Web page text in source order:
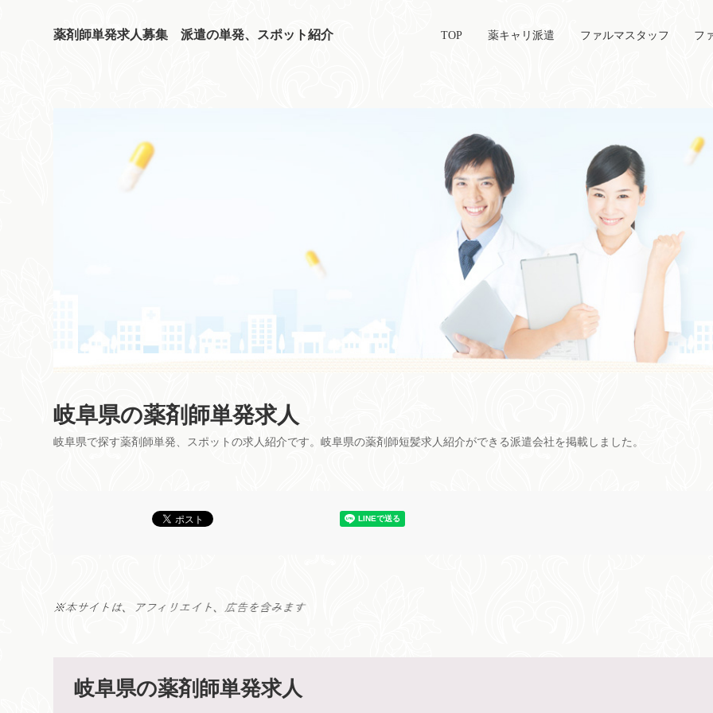
薬剤師単発求人募集 派遣の単発、スポット紹介 TOP 薬キャリ派遣 ファルマスタッフ フ
岐阜県の薬剤師単発求人
岐阜県で探す薬剤師単発、スポットの求人紹介です。岐阜県の薬剤師短髪求人紹介ができる派遣会社を掲載しました。
岐阜県の薬剤師単発求人